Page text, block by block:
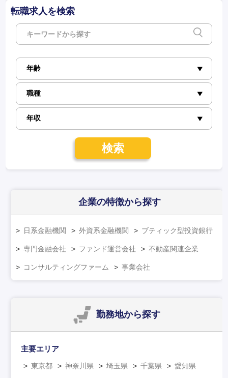
転職求人を検索
検索
企業の特徴から探す
日系金融機関 外資系金融機関 ブティック型投資銀行
専門金融会社 ファンド運営会社 不動産関連企業
コンサルティングファーム 事業会社
勤務地から探す
主要エリア
東京都 神奈川県 埼玉県 千葉県 愛知県